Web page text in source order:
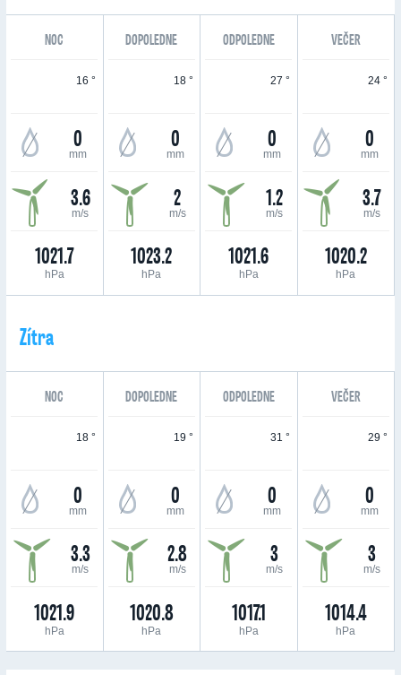
NOC DOPOLEDNE ODPOLEDNE VEČER
16 °
0
mm
3.6
m/s
1021.7
hPa
18 °
0
mm
2
m/s
1023.2
hPa
27 °
0
mm
1.2
m/s
1021.6
hPa
24 °
0
mm
3.7
m/s
1020.2
hPa
Zítra
NOC DOPOLEDNE ODPOLEDNE VEČER
18 °
0
mm
3.3
m/s
1021.9
hPa
19 °
0
mm
2.8
m/s
1020.8
hPa
31 °
0
mm
3
m/s
1017.1
hPa
29 °
0
mm
3
m/s
1014.4
hPa